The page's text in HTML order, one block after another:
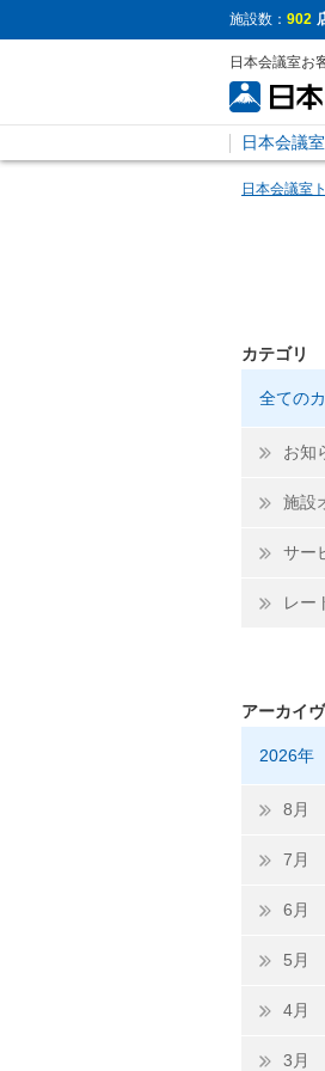
施設数： 902
日本会議室お
日本会議室
日本会議室
カテゴリ
全ての
お知
施設
サー
レー
アーカイヴ
2026年
8月
7月
6月
5月
4月
3月